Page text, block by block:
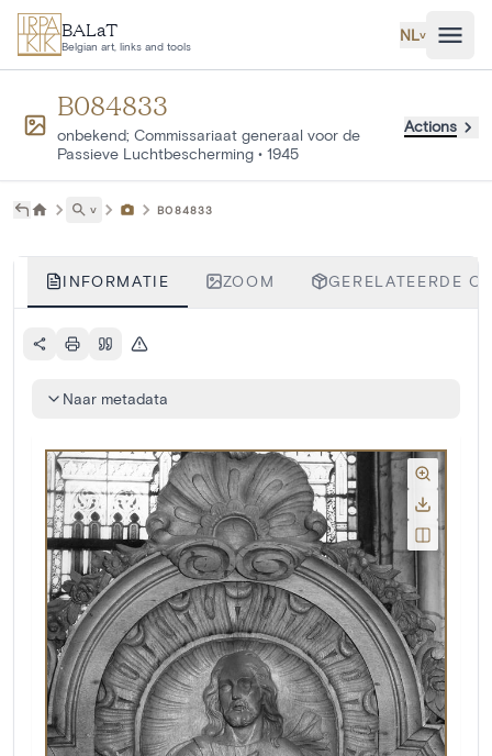
Ga naar hoofdinhoud
BALaT
Belgian art, links and tools
NL˅
B084833
onbekend; Commissariaat generaal voor de
Passieve Luchtbescherming • 1945
Actions
˅ B084833
INFORMATIE ZOOM GERELATEERDE
Naar metadata